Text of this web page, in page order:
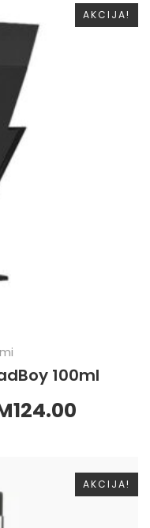
AKCIJA!
100ml
124.00
AKCIJA!